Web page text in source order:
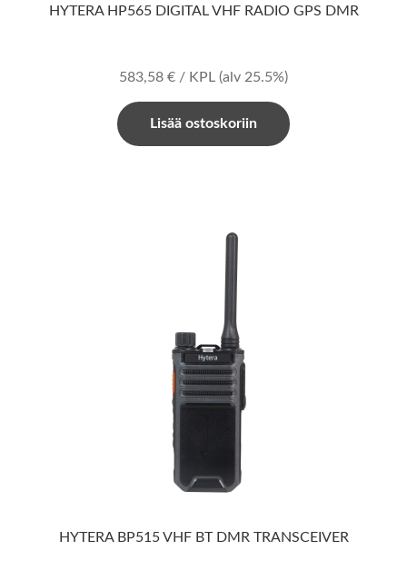
HYTERA HP565 DIGITAL VHF RADIO GPS DMR
583,58 € / KPL (alv 25.5%)
Lisää ostoskoriin
HYTERA BP515 VHF BT DMR TRANSCEIVER